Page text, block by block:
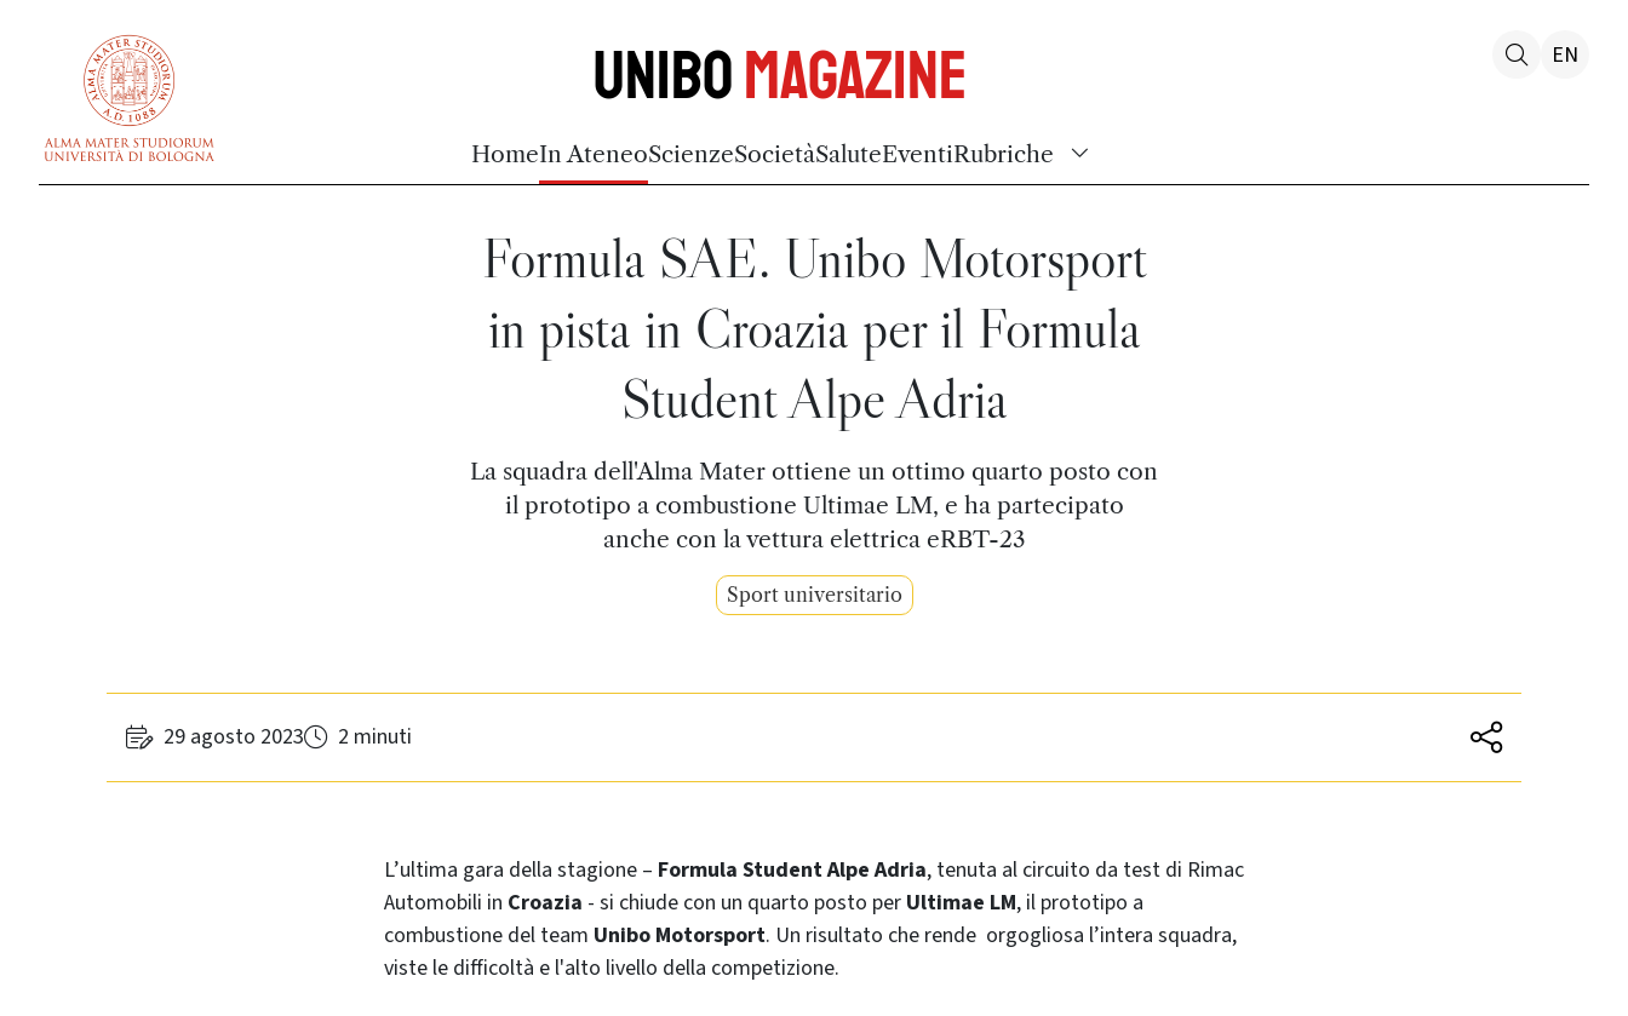
UniboMagazine
HomeIn AteneoScienzeSocietàSaluteEventiRubriche
EN
Formula SAE. Unibo Motorsport
in pista in Croazia per il Formula
Student Alpe Adria
La squadra dell'Alma Mater ottiene un ottimo quarto posto con
il prototipo a combustione Ultimae LM, e ha partecipato
anche con la vettura elettrica eRBT-23
Sport universitario
29 agosto 2023 2 minuti
L’ultima gara della stagione – Formula Student Alpe Adria, tenuta al circuito da test di Rimac
Automobili in Croazia - si chiude con un quarto posto per Ultimae LM, il prototipo a
combustione del team Unibo Motorsport. Un risultato che rende orgogliosa l’intera squadra,
viste le difficoltà e l'alto livello della competizione.